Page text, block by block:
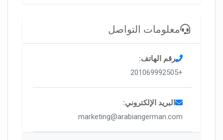
معلومات التواصل
رقم الهاتف:
+201069992505
البريد الإلكتروني:
marketing@arabiangerman.com